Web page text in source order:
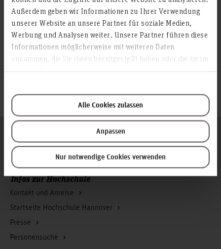
Außerdem geben wir Informationen zu Ihrer Verwendung
unserer Website an unsere Partner für soziale Medien,
Werbung und Analysen weiter. Unsere Partner führen diese
Informationen möglicherweise mit weiteren Daten
zusammen, die Sie ihnen bereitgestellt haben oder die sie im
Alle Cookies zulassen
Anpassen
Nur notwendige Cookies verwenden
© Martin Albermann
© Martin Albermann
© Martin Albermann
Infos zur Hochschule
Kontakt und Anreise
Startseite Hochschule Hannover
Presse
Personensuche